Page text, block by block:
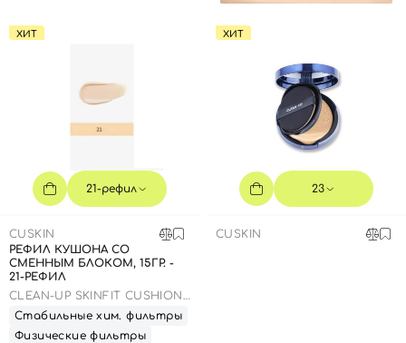
ХИТ
21-рефил
CUSKIN
РЕФИЛ КУШОНА СО
СМЕННЫМ БЛОКОМ, 15ГР. -
21-РЕФИЛ
CLEAN-UP SKINFIT CUSHION
PACT (SPF 50+/PA+++)
Стабильные хим. фильтры
Физические фильтры
ХИТ
23
CUSKIN